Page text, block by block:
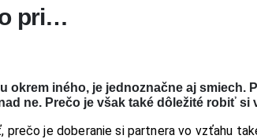
pri…
okrem iného, je jednoznačne aj smiech.
ne. Prečo je však také dôležité robiť
prečo je doberanie si partnera vo vzťahu